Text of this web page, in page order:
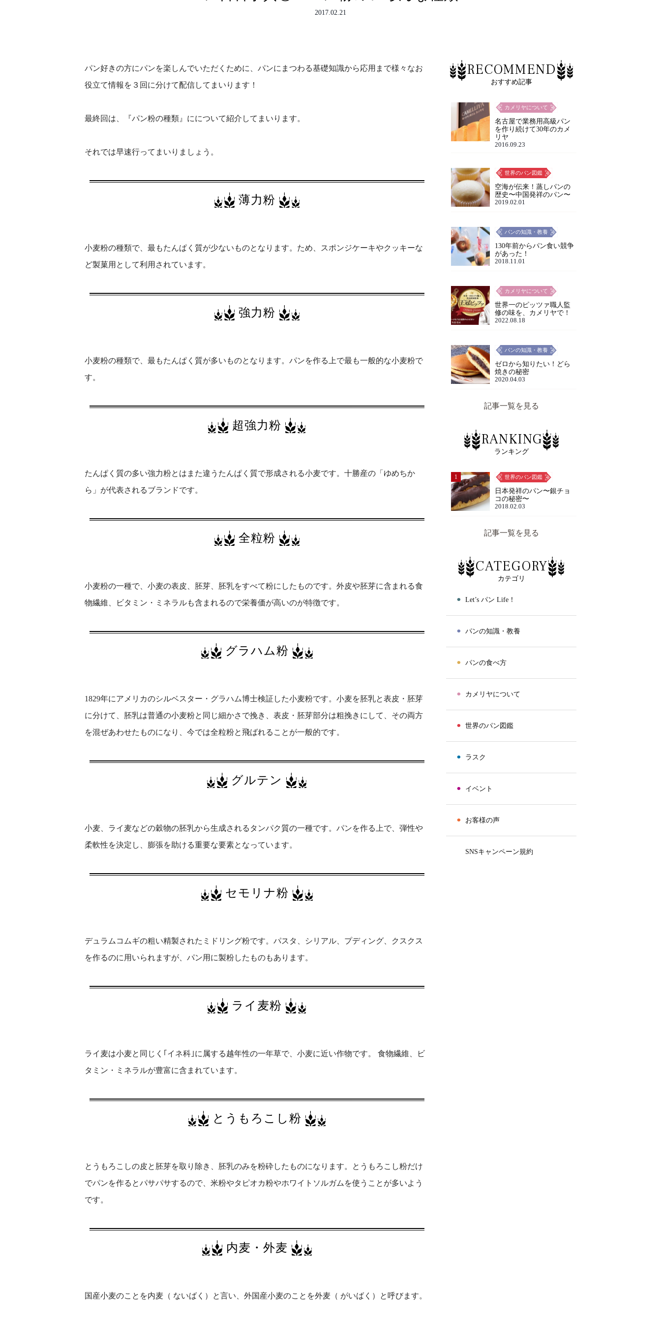
2017.02.21
パン好きの方にパンを楽しんでいただくために、パンにまつわる基礎知識から応用まで様々なお
役立て情報を３回に分けて配信してまいります！
最終回は、『パン粉の種類』にについて紹介してまいります。
それでは早速行ってまいりましょう。
薄力粉
小麦粉の種類で、最もたんぱく質が少ないものとなります。ため、スポンジケーキやクッキーな
ど製菓用として利用されています。
強力粉
小麦粉の種類で、最もたんぱく質が多いものとなります。パンを作る上で最も一般的な小麦粉で
す。
超強力粉
たんぱく質の多い強力粉とはまた違うたんぱく質で形成される小麦です。十勝産の「ゆめちか
ら」が代表されるブランドです。
全粒粉
小麦粉の一種で、小麦の表皮、胚芽、胚乳をすべて粉にしたものです。外皮や胚芽に含まれる食
物繊維、ビタミン・ミネラルも含まれるので栄養価が高いのが特徴です。
グラハム粉
1829年にアメリカのシルベスター・グラハム博士検証した小麦粉です。小麦を胚乳と表皮・胚芽
に分けて、胚乳は普通の小麦粉と同じ細かさで挽き、表皮・胚芽部分は粗挽きにして、その両方
を混ぜあわせたものになり、今では全粒粉と飛ばれることが一般的です。
グルテン
小麦、ライ麦などの穀物の胚乳から生成されるタンパク質の一種です。パンを作る上で、弾性や
柔軟性を決定し、膨張を助ける重要な要素となっています。
セモリナ粉
デュラムコムギの粗い精製されたミドリング粉です。パスタ、シリアル、プディング、クスクス
を作るのに用いられますが、パン用に製粉したものもあります。
ライ麦粉
ライ麦は小麦と同じく｢イネ科｣に属する越年性の一年草で、小麦に近い作物です。 食物繊維、ビ
タミン・ミネラルが豊富に含まれています。
とうもろこし粉
とうもろこしの皮と胚芽を取り除き、胚乳のみを粉砕したものになります。とうもろこし粉だけ
でパンを作るとパサパサするので、米粉やタピオカ粉やホワイトソルガムを使うことが多いよう
です。
内麦・外麦
国産小麦のことを内麦（ ないばく）と言い、外国産小麦のことを外麦（ がいばく）と呼びます。
RECOMMEND
おすすめ記事
カメリヤについて
名古屋で業務用高級パン
を作り続けて30年のカメ
リヤ
2016.09.23
世界のパン図鑑
空海が伝来！蒸しパンの
歴史〜中国発祥のパン〜
2019.02.01
パンの知識・教養
130年前からパン食い競争
があった！
2018.11.01
カメリヤについて
世界一のピッツァ職人監
修の味を、カメリヤで！
2022.08.18
パンの知識・教養
ゼロから知りたい！どら
焼きの秘密
2020.04.03
記事一覧を見る
RANKING
ランキング
1 世界のパン図鑑
日本発祥のパン〜銀チョ
コの秘密〜
2018.02.03
記事一覧を見る
CATEGORY
カテゴリ
⚫︎ Let’s パン Life！
⚫︎ パンの知識・教養
⚫︎ パンの食べ方
⚫︎ カメリヤについて
⚫︎ 世界のパン図鑑
⚫︎ ラスク
⚫︎ イベント
⚫︎ お客様の声
SNSキャンペーン規約